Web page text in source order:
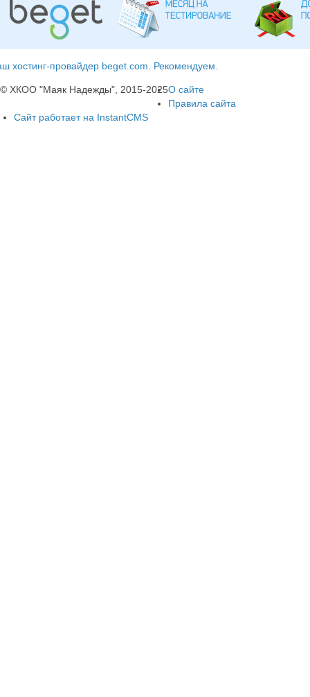
хостинг-провайдер beget.com. Рекомендуем.
© ХКОО "Маяк Надежды", 2015-2025О сайте
Правила сайта
Сайт работает на InstantCMS